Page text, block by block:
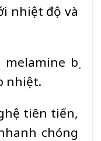
nhiệt độ và
bị
nhiệt.
tiên tiến,
chóng